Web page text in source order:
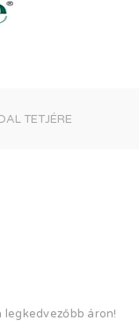
TETJÉRE
legkedvezőbb áron!